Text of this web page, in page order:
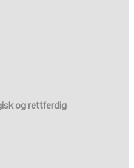
og rettferdig